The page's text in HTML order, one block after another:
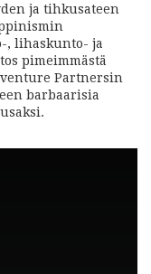
ja tihkusateen
lihaskunto- ja
pimeimmästä
Partnersin
barbaarisia